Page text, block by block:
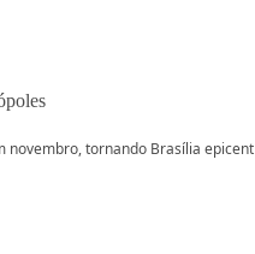
novembro, tornando Brasília